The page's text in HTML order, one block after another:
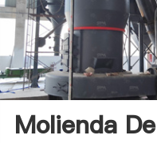
Molienda